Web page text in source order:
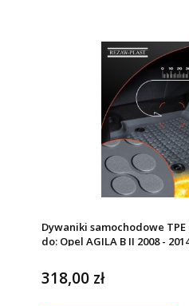
Dywaniki samochodowe
do: Opel AGILA B II 2008 -
318,00 zł